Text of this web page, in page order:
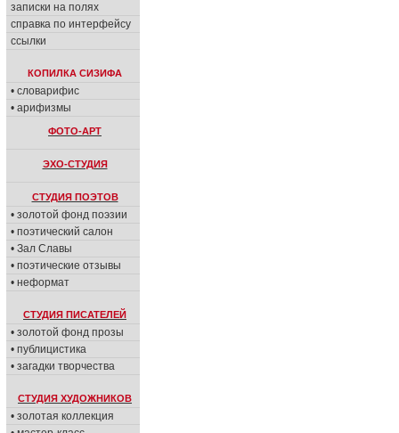
записки на полях
справка по интерфейсу
ссылки
КОПИЛКА СИЗИФА
• словарифис
• арифизмы
ФОТО-АРТ
ЭХО-СТУДИЯ
СТУДИЯ ПОЭТОВ
• золотой фонд поэзии
• поэтический салон
• Зал Славы
• поэтические отзывы
• неформат
СТУДИЯ ПИСАТЕЛЕЙ
• золотой фонд прозы
• публицистика
• загадки творчества
СТУДИЯ ХУДОЖНИКОВ
• золотая коллекция